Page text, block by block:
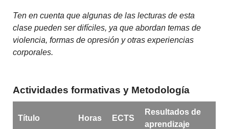
Ten en cuenta que algunas de las lecturas de esta
clase pueden ser difíciles, ya que abordan temas de
violencia, formas de opresión y otras experiencias
corporales.
Actividades formativas y Metodología
Título Horas ECTS
Resultados de
aprendizaje